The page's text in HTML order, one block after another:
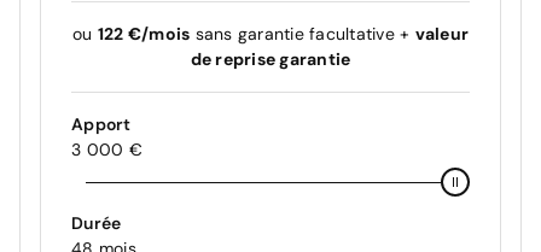
ou 122 €/mois sans garantie facultative + valeur
de reprise garantie
Apport
3 000 €
Durée